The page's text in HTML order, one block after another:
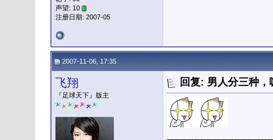
声望: 10
注册日期: 2007-05
2007-11-06, 17:35
飞翔
『足球天下』版主
回复: 男人分三种